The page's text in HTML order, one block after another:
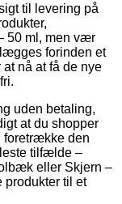
til levering på
50 ml, men vær
forinden et
nå at få de nye
uden betaling,
at du shopper
foretrække den
tilfælde –
eller Skjern –
produkter til et